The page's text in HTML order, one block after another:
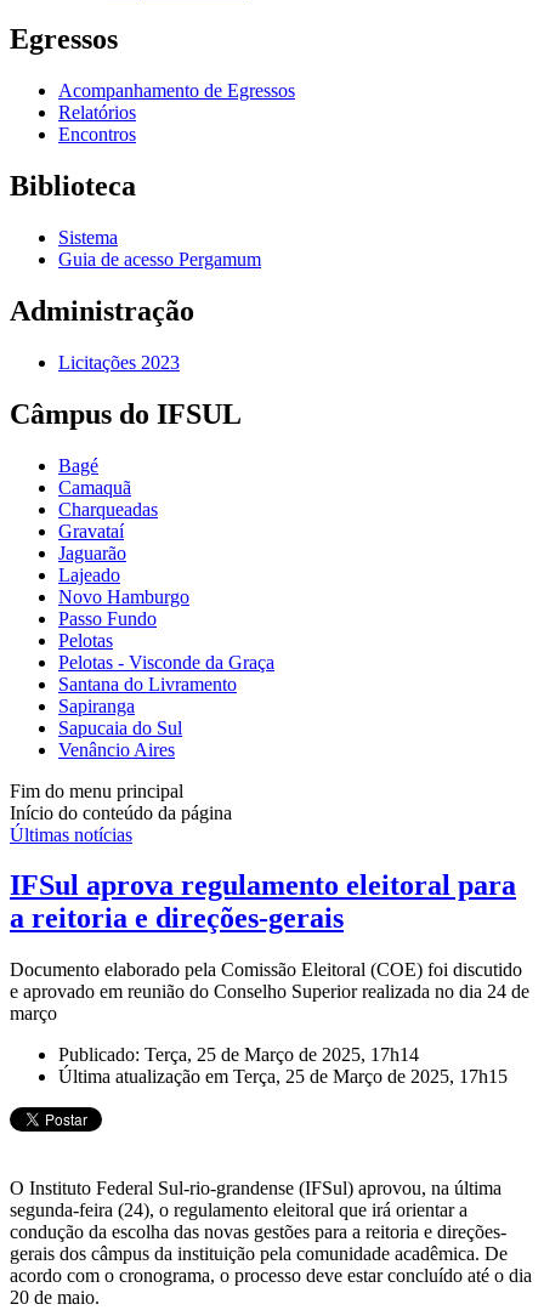
Egressos
Acompanhamento de Egressos
Relatórios
Encontros
Biblioteca
Sistema
Guia de acesso Pergamum
Administração
Licitações 2023
Câmpus do IFSUL
Bagé
Camaquã
Charqueadas
Gravataí
Jaguarão
Lajeado
Novo Hamburgo
Passo Fundo
Pelotas
Pelotas - Visconde da Graça
Santana do Livramento
Sapiranga
Sapucaia do Sul
Venâncio Aires
Fim do menu principal
Início do conteúdo da página
Últimas notícias
IFSul aprova regulamento eleitoral para
a reitoria e direções-gerais
Documento elaborado pela Comissão Eleitoral (COE) foi discutido
e aprovado em reunião do Conselho Superior realizada no dia 24 de
março
Publicado: Terça, 25 de Março de 2025, 17h14
Última atualização em Terça, 25 de Março de 2025, 17h15
O Instituto Federal Sul-rio-grandense (IFSul) aprovou, na última
segunda-feira (24), o regulamento eleitoral que irá orientar a
condução da escolha das novas gestões para a reitoria e direções-
gerais dos câmpus da instituição pela comunidade acadêmica. De
acordo com o cronograma, o processo deve estar concluído até o dia
20 de maio.